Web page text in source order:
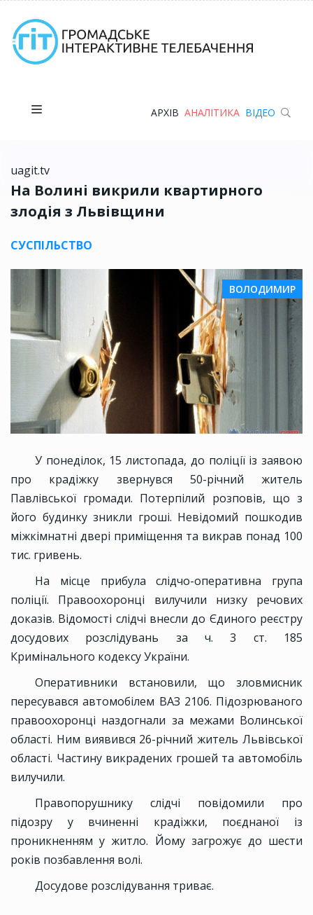
АРХІВ АНАЛІТИКА ВІДЕО
uagit.tv
На Волині викрили квартирного
злодія з Львівщини
СУСПІЛЬСТВО
ВОЛОДИМИР
У понеділок, 15 листопада, до поліції із заявою
про крадіжку звернувся 50-річний житель
Павлівської громади. Потерпілий розповів, що з
його будинку зникли гроші. Невідомий пошкодив
міжкімнатні двері приміщення та викрав понад 100
тис. гривень.
На місце прибула слідчо-оперативна група
поліції. Правоохоронці вилучили низку речових
доказів. Відомості слідчі внесли до Єдиного реєстру
досудових розслідувань за ч. 3 ст. 185
Кримінального кодексу України.
Оперативники встановили, що зловмисник
пересувався автомобілем ВАЗ 2106. Підозрюваного
правоохоронці наздогнали за межами Волинської
області. Ним виявився 26-річний житель Львівської
області. Частину викрадених грошей та автомобіль
вилучили.
Правопорушнику слідчі повідомили про
підозру у вчиненні крадіжки, поєднаної із
проникненням у житло. Йому загрожує до шести
років позбавлення волі.
Досудове розслідування триває.